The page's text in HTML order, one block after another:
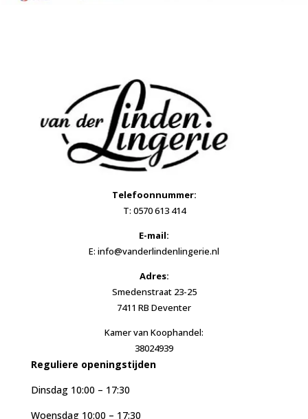
Telefoonnummer:
T: 0570 613 414
E-mail:
E: info@vanderlindenlingerie.nl
Adres:
Smedenstraat 23-25
7411 RB Deventer
Kamer van Koophandel:
38024939
Reguliere openingstijden
Dinsdag 10:00 – 17:30
Woensdag 10:00 – 17:30